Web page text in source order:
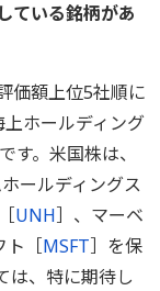
ている銘柄があ
価額上位5社順に
ホールディング
す。米国株は、
ールディングス
UNH］、マーベ
ト［MSFT］を保
は、特に期待し